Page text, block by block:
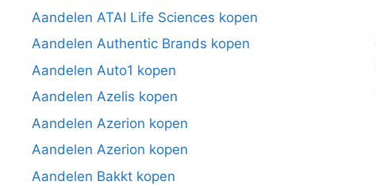
Aandelen ATAI Life Sciences kopen
Aandelen Authentic Brands kopen
Aandelen Auto1 kopen
Aandelen Azelis kopen
Aandelen Azerion kopen
Aandelen Azerion kopen
Aandelen Bakkt kopen